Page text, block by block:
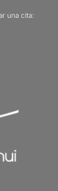
una cita: